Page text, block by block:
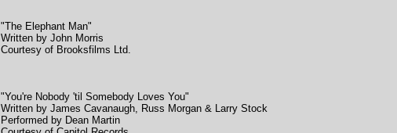
"The Elephant Man"
Written by John Morris
Courtesy of Brooksfilms Ltd.
"You're Nobody 'til Somebody Loves You"
Written by James Cavanaugh, Russ Morgan & Larry Stock
Performed by Dean Martin